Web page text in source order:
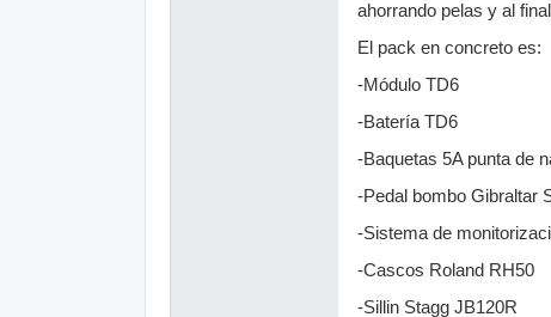
ahorrando pelas y al
El pack en concreto es:
-Módulo TD6
-Batería TD6
-Baquetas 5A punta de
-Pedal bombo Gibraltar
-Sistema de
-Cascos Roland RH50
-Sillin Stagg JB120R